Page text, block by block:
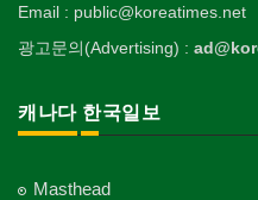
Email : public@koreatimes.net
광고문의(Advertising) :
캐나다 한국일보
Masthead